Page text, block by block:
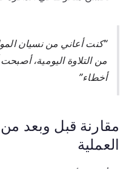
أخطاء”
مقارنة قبل وبعد من
العملية